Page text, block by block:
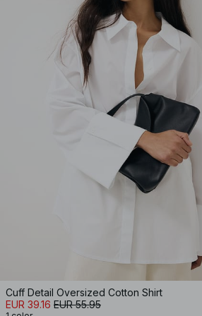
Cuff Detail Oversized Cotton Shirt
EUR 39.16 EUR 55.95